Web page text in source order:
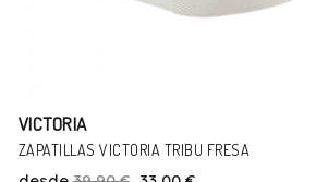
VICTORIA
ZAPATILLAS BAREFOOT VICTORIA OLMO SERRAJE
TERRA